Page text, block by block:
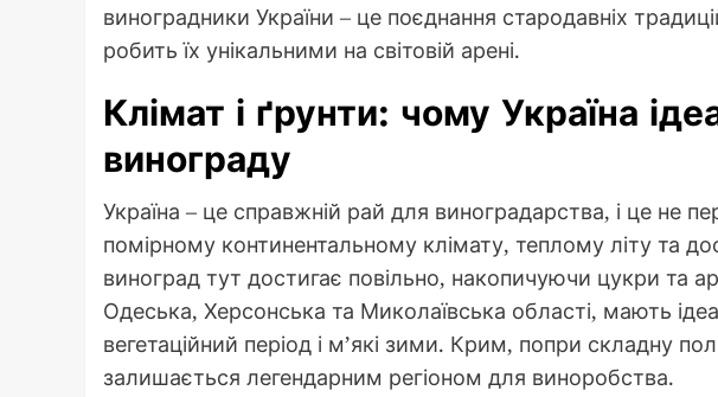
виноградники України – це поєднання стародавніх
робить їх унікальними на світовій арені.
Клімат і ґрунти: чому Україна
винограду
Україна – це справжній рай для виноградарства, і це не
помірному континентальному клімату, теплому літу та
виноград тут достигає повільно, накопичуючи цукри та
Одеська, Херсонська та Миколаївська області, мають
вегетаційний період і м’які зими. Крим, попри складну
залишається легендарним регіоном для виноробства.